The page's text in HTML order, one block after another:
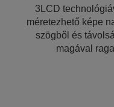
3LCD
méretezhető képe
szögből és
magával